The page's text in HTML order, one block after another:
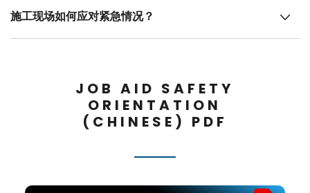
施工现场如何应对紧急情况？
JOB AID SAFETY
ORIENTATION
(CHINESE) PDF